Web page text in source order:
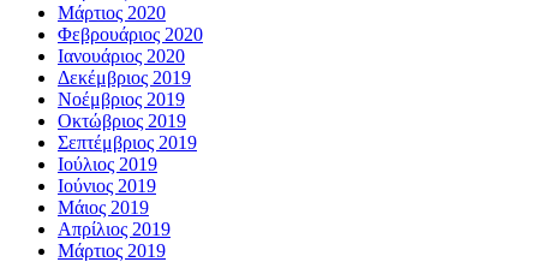
Μάρτιος 2020
Φεβρουάριος 2020
Ιανουάριος 2020
Δεκέμβριος 2019
Νοέμβριος 2019
Οκτώβριος 2019
Σεπτέμβριος 2019
Ιούλιος 2019
Ιούνιος 2019
Μάιος 2019
Απρίλιος 2019
Μάρτιος 2019